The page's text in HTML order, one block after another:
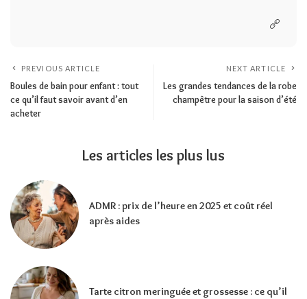
PREVIOUS ARTICLE
Boules de bain pour enfant : tout
ce qu’il faut savoir avant d’en
acheter
NEXT ARTICLE
Les grandes tendances de la robe
champêtre pour la saison d’été
Les articles les plus lus
ADMR : prix de l’heure en 2025 et coût réel
après aides
Tarte citron meringuée et grossesse : ce qu’il